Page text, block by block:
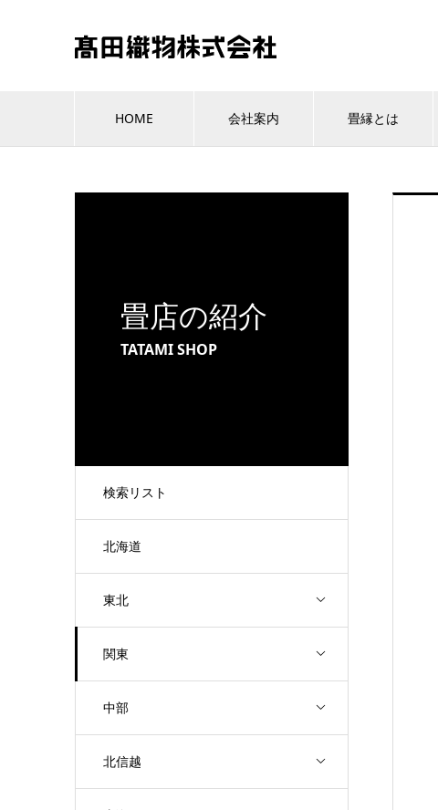
HOME 会社案内 畳縁とは
畳店の紹介
TATAMI SHOP
検索リスト
北海道
東北
関東
中部
北信越